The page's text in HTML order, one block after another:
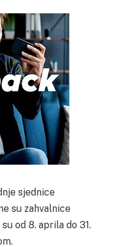
sjednice
su zahvalnice
od 8. aprila do 31.